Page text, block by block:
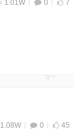
1.01W 0 7
1.08W 0 45